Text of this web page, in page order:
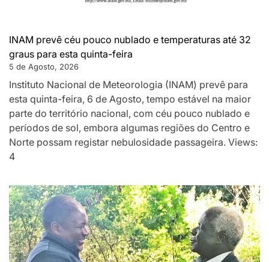
INAM prevê céu pouco nublado e temperaturas até 32
graus para esta quinta-feira
5 de Agosto, 2026
Instituto Nacional de Meteorologia (INAM) prevê para
esta quinta-feira, 6 de Agosto, tempo estável na maior
parte do território nacional, com céu pouco nublado e
períodos de sol, embora algumas regiões do Centro e
Norte possam registar nebulosidade passageira. Views:
4